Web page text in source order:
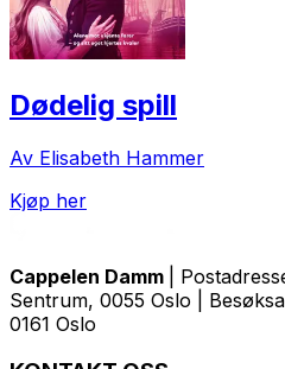
Dødelig spill
Av Elisabeth Hammer
Kjøp her
Cappelen Damm
|
Sentrum, 0055 Oslo |
0161 Oslo